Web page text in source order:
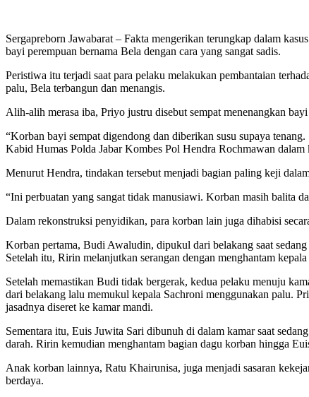
Sergapreborn Jawabarat – Fakta mengerikan terungkap dalam
bayi perempuan bernama Bela dengan cara yang sangat sadis.
Peristiwa itu terjadi saat para pelaku melakukan pembantaian
palu, Bela terbangun dan menangis.
Alih-alih merasa iba, Priyo justru disebut sempat menenangkan
“Korban bayi sempat digendong dan diberikan susu supaya
Kabid Humas Polda Jabar Kombes Pol Hendra Rochmawan dalam
Menurut Hendra, tindakan tersebut menjadi bagian paling keji
“Ini perbuatan yang sangat tidak manusiawi. Korban masih balita
Dalam rekonstruksi penyidikan, para korban lain juga dihabisi
Korban pertama, Budi Awaludin, dipukul dari belakang saat
Setelah itu, Ririn melanjutkan serangan dengan menghantam
Setelah memastikan Budi tidak bergerak, kedua pelaku menuju
dari belakang lalu memukul kepala Sachroni menggunakan palu.
jasadnya diseret ke kamar mandi.
Sementara itu, Euis Juwita Sari dibunuh di dalam kamar saat
darah. Ririn kemudian menghantam bagian dagu korban hingga
Anak korban lainnya, Ratu Khairunisa, juga menjadi sasaran
berdaya.